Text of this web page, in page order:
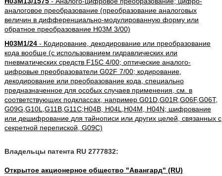
аналоговое преобразование (преобразование аналоговых
величин в дифференциально-модулированную форму или
обратное преобразование H03M 3/00)
H03M1/24- Кодирование, декодирование или преобразование
кода вообще (с использованием гидравлических или
пневматических средств F15C 4/00; оптические аналого-
цифровые преобразователи G02F 7/00; кодирование,
декодирование или преобразование кода, специально
предназначенное для особых случаев применения, см. в
соответствующих подклассах, например G01D,G01R,G06F,G06T,
G09G,G10L,G11B,G11C;H04B, H04L,H04M, H04N; шифрование
или дешифрование для тайнописи или других целей, связанных с
секретной перепиской, G09C)
Владельцы патента RU 2777832:
Открытое акционерное общество "Авангард" (RU)